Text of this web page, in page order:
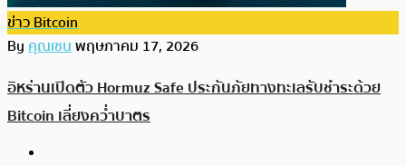
ข่าว Bitcoin
Byคุณเชนพฤษภาคม 17, 2026
อิหร่านเปิดตัว Hormuz Safe ประกันภัยทางทะเลรับชำระด้วย
Bitcoin เลี่ยงคว่ำบาตร